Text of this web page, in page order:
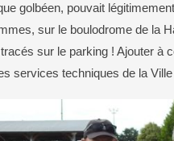
golbéen, pouvait
sur le boulodrome de la
sur le parking ! Ajouter à
services techniques de la